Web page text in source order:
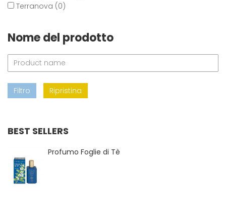
Terranova (0)
Nome del prodotto
Filtro Ripristina
BEST SELLERS
Profumo Foglie di Tè